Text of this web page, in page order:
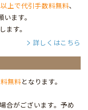
上で代引手数料無料、
ます。
す。
詳しくはこちら
無料となります。
合がございます。予め